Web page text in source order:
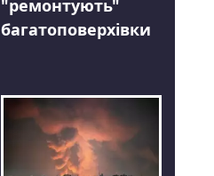
"ремонтують"
багатоповерхівки